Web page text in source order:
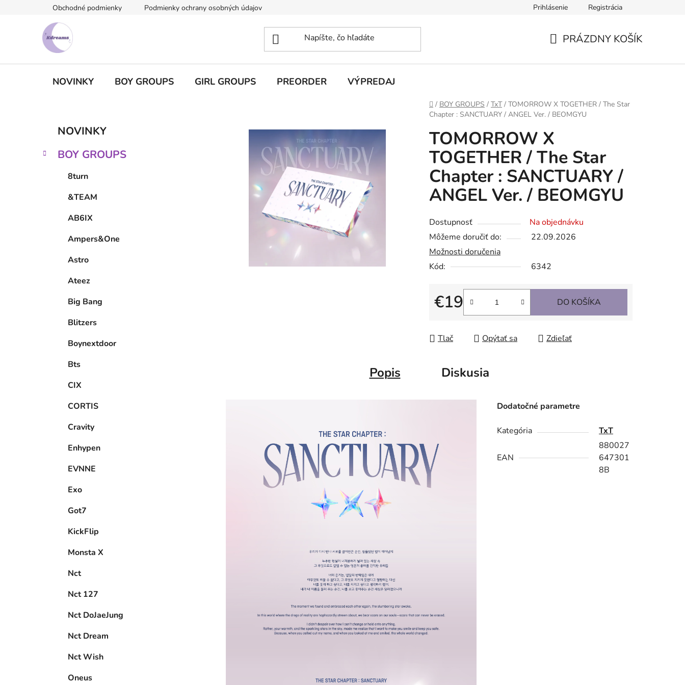
Obchodné podmienky Podmienky ochrany osobných údajov Prihlásenie Registrácia
PRÁZDNY KOŠÍK
NOVINKY BOY GROUPS GIRL GROUPS PREORDER VÝPREDAJ
Domov
/ BOY GROUPS / TxT / TOMORROW X TOGETHER / The Star
Chapter : SANCTUARY / ANGEL Ver. / BEOMGYU
č
Preskočiť
kategórie
e
NOVINKY
BOY GROUPS
8turn
&TEAM
AB6IX
Ampers&One
Astro
Ateez
Big Bang
Blitzers
Boynextdoor
Bts
CIX
CORTIS
Cravity
Enhypen
EVNNE
Exo
Got7
KickFlip
Monsta X
Nct
Nct 127
Nct DoJaeJung
Nct Dream
Nct Wish
Oneus
TOMORROW X
TOGETHER / The Star
Chapter : SANCTUARY /
ANGEL Ver. / BEOMGYU
Dostupnosť
Na objednávku
Môžeme doručiť do:
22.09.2026
Možnosti doručenia
Kód:
6342
€19
Jednotková cena:
DO KOŠÍKA
Tlač Opýtať sa Zdieľať
Popis Diskusia
Dodatočné parametre
Kategória TxT
EAN
880027
647301
8B